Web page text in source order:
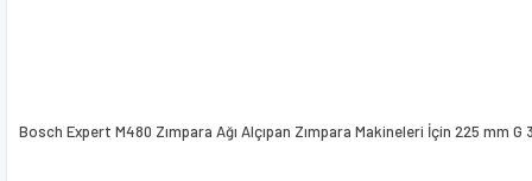
Bosch Expert M480 Zımpara Ağı Alçıpan Zımpara Makineleri İçin 225 mm G